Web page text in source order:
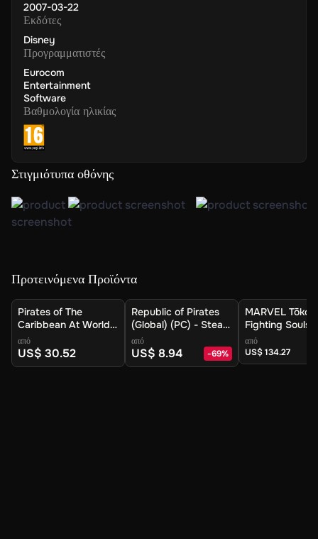
2007-03-22
Εκδότες
Disney
Προγραμματιστές
Eurocom
Entertainment
Software
Βαθμολογία ηλικίας
Στιγμιότυπα οθόνης
Προτεινόμενα Προϊόντα
Pirates of The
Caribbean At World's
End (Global) (PC) -
Steam - Digital Key
από
US$ 30.52
Republic of Pirates
(Global) (PC) - Steam
- Digital Key
από
US$ 8.94 -69%
MARVEL Tōkon
Fighting Souls
Ultimate Edition
(Global) (PC) -
- Digital Key
από
US$ 134.27